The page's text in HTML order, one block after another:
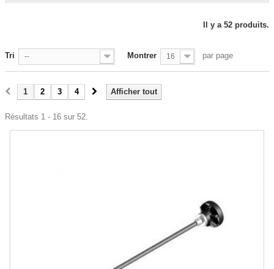
Il y a 52 produits.
Tri -- Montrer 16 par page
Afficher tout
1 2 3 4
Résultats 1 - 16 sur 52.